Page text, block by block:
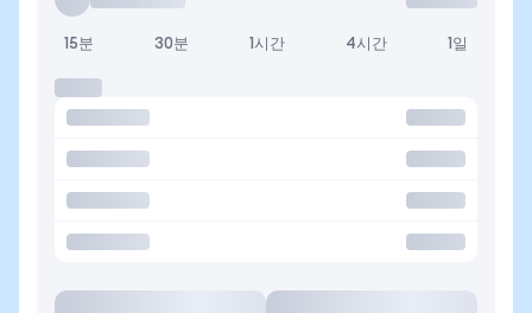
15분 30분 1시간 4시간 1일